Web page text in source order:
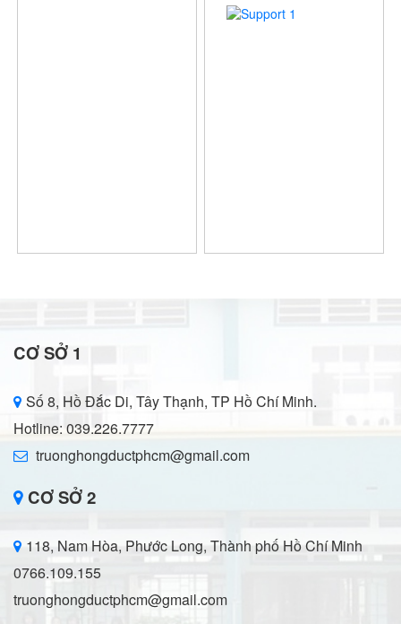
CƠ SỞ 1
Số 8, Hồ Đắc Di, Tây Thạnh, TP Hồ Chí Minh.
Hotline: 039.226.7777
truonghongductphcm@gmail.com
CƠ SỞ 2
118, Nam Hòa, Phước Long, Thành phố Hồ Chí Minh
0766.109.155
truonghongductphcm@gmail.com